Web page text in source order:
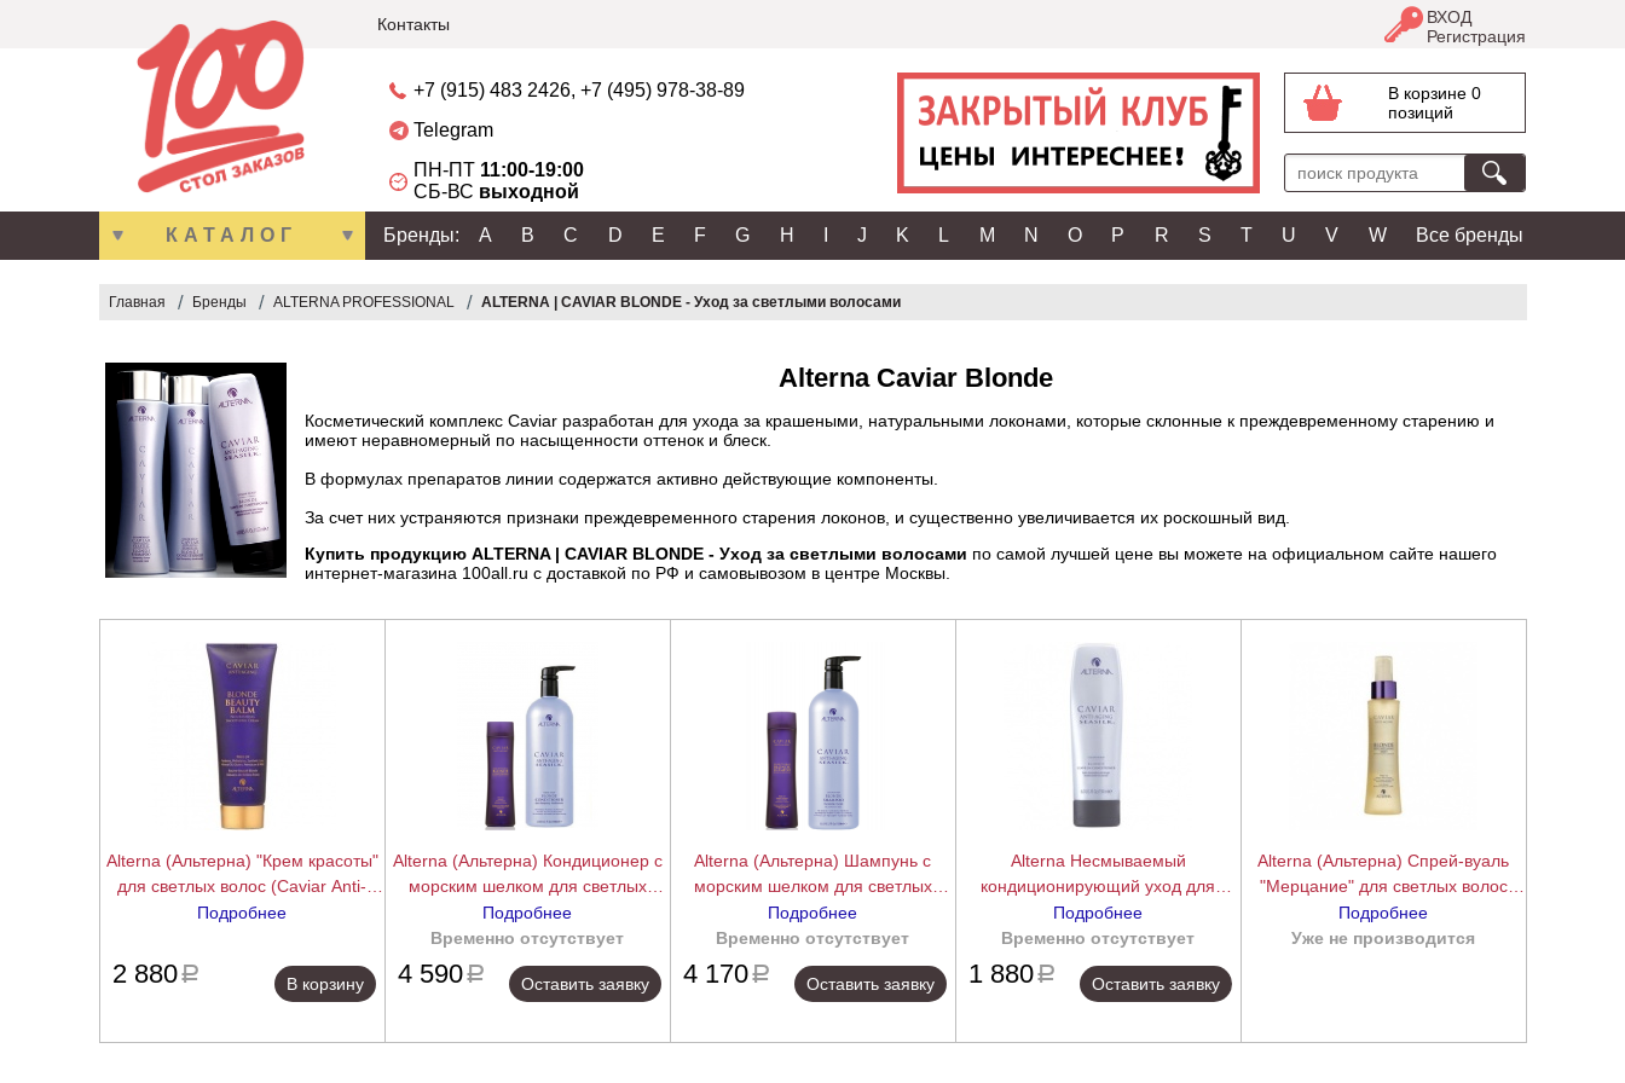
Контакты
ВХОД
Регистрация
В корзине 0
позиций
+7 (915) 483 2426, +7 (495) 978-38-89
Telegram
ПН-ПТ 11:00-19:00
СБ-ВС выходной
КАТАЛОГ Бренды: A B C D E F G H J K L M N O P R S T U V W Все бренды
Главная Бренды ALTERNA PROFESSIONAL ALTERNA | CAVIAR BLONDE - Уход за светлыми волосами
Alterna Caviar Blonde
Косметический комплекс Caviar разработан для ухода за крашеными, натуральными локонами, которые склонные к преждевременному старению и
имеют неравномерный по насыщенности оттенок и блеск.
В формулах препаратов линии содержатся активно действующие компоненты.
За счет них устраняются признаки преждевременного старения локонов, и существенно увеличивается их роскошный вид.
Купить продукцию ALTERNA | CAVIAR BLONDE - Уход за светлыми волосами по самой лучшей цене вы можете на официальном сайте нашего
интернет-магазина 100all.ru с доставкой по РФ и самовывозом в центре Москвы.
Alterna (Альтерна) "Крем красоты"
для светлых волос (Caviar Anti-
aging Blond Beauty Balm), 125 мл
Подробнее
2 880a
В корзину
Alterna (Альтерна) Кондиционер с
морским шелком для светлых
волос (Caviar Anti-Aging | Seasilk
blonde conditioner), 250/1000 мл.
подробнее
Подробнее
Временно отсутствует
4 590a
Оставить заявку
Alterna (Альтерна) Шампунь с
морским шелком для светлых
волос (Caviar Anti-Aging | Seasilk
blonde shampoo), 250/1000 мл.
подробнее
Подробнее
Временно отсутствует
4 170a
Оставить заявку
Alterna Несмываемый
кондиционирующий уход для
светлых волос Caviar anti-aging
seasilk blonde leave-in conditioner,
150 мл.
подробнее
Подробнее
Временно отсутствует
1 880a
Оставить заявку
Alterna (Альтерна) Спрей-вуаль
"Мерцание" для светлых волос
(Caviar Anti-aging Blonde
Brightening Mist), 100 млподробнее
Подробнее
Уже не производится